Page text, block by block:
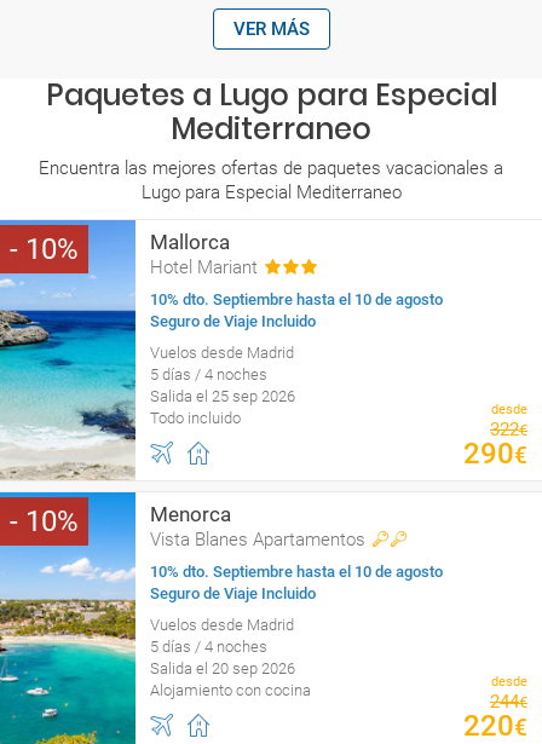
VER MÁS
Paquetes a Lugo para Especial
Mediterraneo
Encuentra las mejores ofertas de paquetes vacacionales a
Lugo para Especial Mediterraneo
10 Mallorca
Hotel Mariant
10% dto. Septiembre hasta el 10 de agosto
Seguro de Viaje Incluido
Vuelos desde Madrid
5 días / 4 noches
Salida el 25 sep 2026
Todo incluido
desde
322€
290€
10 Menorca
Vista Blanes Apartamentos
10% dto. Septiembre hasta el 10 de agosto
Seguro de Viaje Incluido
Vuelos desde Madrid
5 días / 4 noches
Salida el 20 sep 2026
Alojamiento con cocina
desde
244€
220€